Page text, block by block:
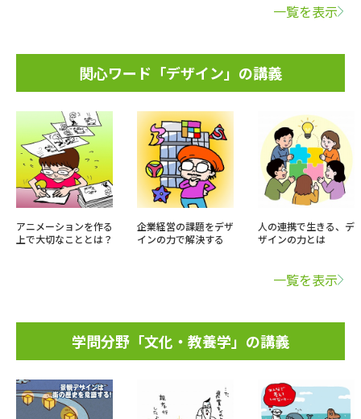
一覧を表示
関心ワード「デザイン」の講義
アニメーションを作る
上で大切なこととは？
企業経営の課題をデザ
インの力で解決する
人の連携で生きる、デ
ザインの力とは
一覧を表示
学問分野「文化・教養学」の講義